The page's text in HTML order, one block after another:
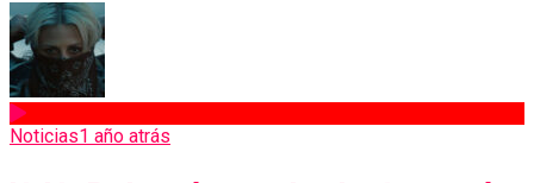
Noticias1 año atrás